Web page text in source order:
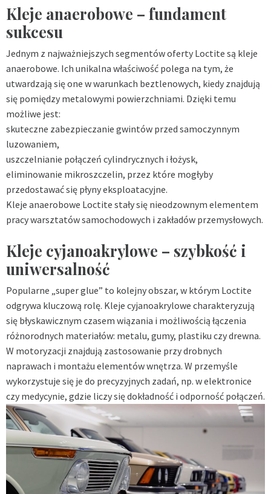
Kleje anaerobowe – fundament
sukcesu
Jednym z najważniejszych segmentów oferty Loctite są kleje
anaerobowe. Ich unikalna właściwość polega na tym, że
utwardzają się one w warunkach beztlenowych, kiedy znajdują
się pomiędzy metalowymi powierzchniami. Dzięki temu
możliwe jest:
skuteczne zabezpieczanie gwintów przed samoczynnym
luzowaniem,
uszczelnianie połączeń cylindrycznych i łożysk,
eliminowanie mikroszczelin, przez które mogłyby
przedostawać się płyny eksploatacyjne.
Kleje anaerobowe Loctite stały się nieodzownym elementem
pracy warsztatów samochodowych i zakładów przemysłowych.
Kleje cyjanoakrylowe – szybkość i
uniwersalność
Popularne „super glue” to kolejny obszar, w którym Loctite
odgrywa kluczową rolę. Kleje cyjanoakrylowe charakteryzują
się błyskawicznym czasem wiązania i możliwością łączenia
różnorodnych materiałów: metalu, gumy, plastiku czy drewna.
W motoryzacji znajdują zastosowanie przy drobnych
naprawach i montażu elementów wnętrza. W przemyśle
wykorzystuje się je do precyzyjnych zadań, np. w elektronice
czy medycynie, gdzie liczy się dokładność i odporność połączeń.